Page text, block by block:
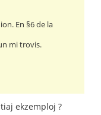
En §6 de la
mi trovis.
ekzemploj ?